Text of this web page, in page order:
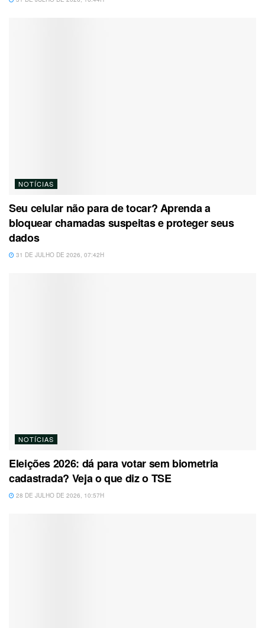
NOTÍCIAS
Seu celular não para de tocar? Aprenda a
bloquear chamadas suspeitas e proteger seus
dados
31 DE JULHO DE 2026, 07:42H
NOTÍCIAS
Eleições 2026: dá para votar sem biometria
cadastrada? Veja o que diz o TSE
28 DE JULHO DE 2026, 10:57H